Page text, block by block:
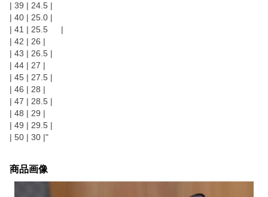
| 39 | 24.5 |
| 40 | 25.0 |
| 41 | 25.5 |
| 42 | 26 |
| 43 | 26.5 |
| 44 | 27 |
| 45 | 27.5 |
| 46 | 28 |
| 47 | 28.5 |
| 48 | 29 |
| 49 | 29.5 |
| 50 | 30 |"
商品画像